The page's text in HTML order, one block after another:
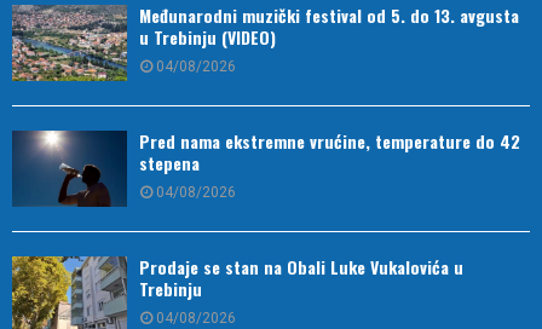
Međunarodni muzički festival od 5. do 13. avgusta
u Trebinju (VIDEO)
04/08/2026
Pred nama ekstremne vrućine, temperature do 42
stepena
04/08/2026
Prodaje se stan na Obali Luke Vukalovića u
Trebinju
04/08/2026